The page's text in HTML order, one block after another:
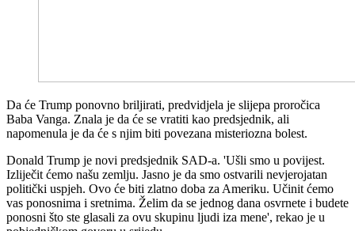
Da će Trump ponovno briljirati, predvidjela je slijepa proročica
Baba Vanga. Znala je da će se vratiti kao predsjednik, ali
napomenula je da će s njim biti povezana misteriozna bolest.
Donald Trump je novi predsjednik SAD-a. 'Ušli smo u povijest.
Izliječit ćemo našu zemlju. Jasno je da smo ostvarili nevjerojatan
politički uspjeh. Ovo će biti zlatno doba za Ameriku. Učinit ćemo
vas ponosnima i sretnima. Želim da se jednog dana osvrnete i budete
ponosni što ste glasali za ovu skupinu ljudi iza mene', rekao je u